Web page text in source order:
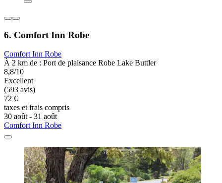
6. Comfort Inn Robe
Comfort Inn Robe
À 2 km de : Port de plaisance Robe Lake Buttler
8,8/10
Excellent
(593 avis)
72 €
taxes et frais compris
30 août - 31 août
Comfort Inn Robe